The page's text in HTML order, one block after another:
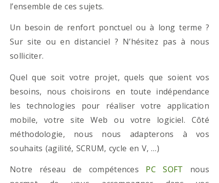
l’ensemble de ces sujets.
Un besoin de renfort ponctuel ou à long terme ?
Sur site ou en distanciel ? N’hésitez pas à nous
solliciter.
Quel que soit votre projet, quels que soient vos
besoins, nous choisirons en toute indépendance
les technologies pour réaliser votre application
mobile, votre site Web ou votre logiciel. Côté
méthodologie, nous nous adapterons à vos
souhaits (agilité, SCRUM, cycle en V, …)
Notre réseau de compétences PC SOFT nous